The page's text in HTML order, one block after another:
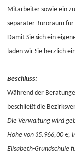
Mitarbeiter sowie ein
separater Büroraum für
Damit Sie sich ein
laden wir Sie herzlich
Beschluss:
Während der
beschließt die
Die Verwaltung wird
Höhe von 35.966,00 €,
Elisabeth-Grundschule